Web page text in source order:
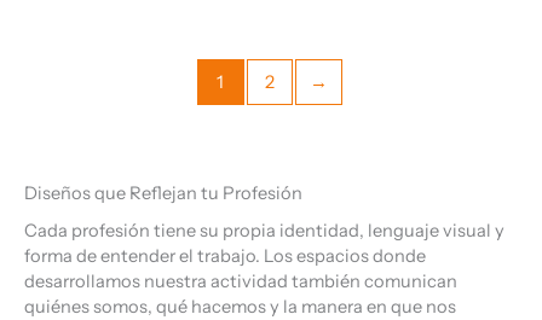
1 2 →
Diseños que Reflejan tu Profesión
Cada profesión tiene su propia identidad, lenguaje visual y
forma de entender el trabajo. Los espacios donde
desarrollamos nuestra actividad también comunican
quiénes somos, qué hacemos y la manera en que nos